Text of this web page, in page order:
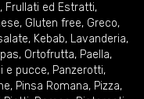
, Frullati ed Estratti,
, Gluten free, Greco,
, Kebab, Lavanderia,
, Ortofrutta, Paella,
e pucce, Panzerotti,
, Pinsa Romana, Pizza,